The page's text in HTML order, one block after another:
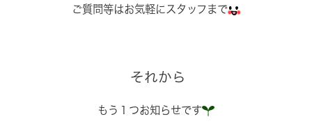
ご質問等はお気軽にスタッフまで
それから
もう１つお知らせです